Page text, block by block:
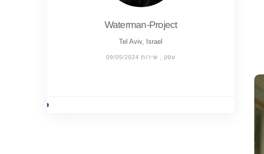
Waterman-Project
Tel Aviv, Israel
עסק , שירות 09/05/2024